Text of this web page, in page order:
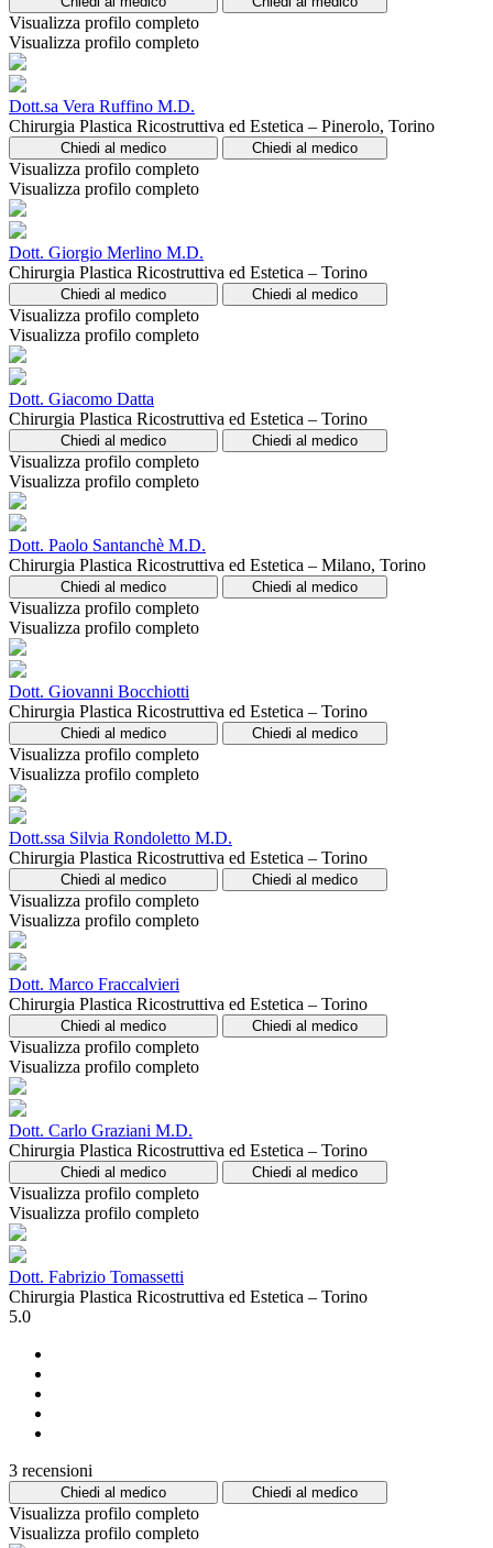
Visualizza profilo completo
Visualizza profilo completo
Dott.sa Vera Ruffino M.D.
Chirurgia Plastica Ricostruttiva ed Estetica – Pinerolo, Torino
Chiedi al medico Chiedi al medico
Visualizza profilo completo
Visualizza profilo completo
Dott. Giorgio Merlino M.D.
Chirurgia Plastica Ricostruttiva ed Estetica – Torino
Chiedi al medico Chiedi al medico
Visualizza profilo completo
Visualizza profilo completo
Dott. Giacomo Datta
Chirurgia Plastica Ricostruttiva ed Estetica – Torino
Chiedi al medico Chiedi al medico
Visualizza profilo completo
Visualizza profilo completo
Dott. Paolo Santanchè M.D.
Chirurgia Plastica Ricostruttiva ed Estetica – Milano, Torino
Chiedi al medico Chiedi al medico
Visualizza profilo completo
Visualizza profilo completo
Dott. Giovanni Bocchiotti
Chirurgia Plastica Ricostruttiva ed Estetica – Torino
Chiedi al medico Chiedi al medico
Visualizza profilo completo
Visualizza profilo completo
Dott.ssa Silvia Rondoletto M.D.
Chirurgia Plastica Ricostruttiva ed Estetica – Torino
Chiedi al medico Chiedi al medico
Visualizza profilo completo
Visualizza profilo completo
Dott. Marco Fraccalvieri
Chirurgia Plastica Ricostruttiva ed Estetica – Torino
Chiedi al medico Chiedi al medico
Visualizza profilo completo
Visualizza profilo completo
Dott. Carlo Graziani M.D.
Chirurgia Plastica Ricostruttiva ed Estetica – Torino
Chiedi al medico Chiedi al medico
Visualizza profilo completo
Visualizza profilo completo
Dott. Fabrizio Tomassetti
Chirurgia Plastica Ricostruttiva ed Estetica – Torino
5.0
3 recensioni
Chiedi al medico Chiedi al medico
Visualizza profilo completo
Visualizza profilo completo